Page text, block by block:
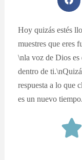
Hoy quizás estés
muestres que eres
\nla voz de Dios es
dentro de
respuesta a lo que
es un nuevo